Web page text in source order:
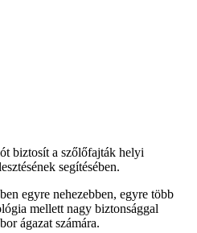
biztosít a szőlőfajták helyi
segítésében.
egyre nehezebben, egyre több
mellett nagy biztonsággal
ágazat számára.